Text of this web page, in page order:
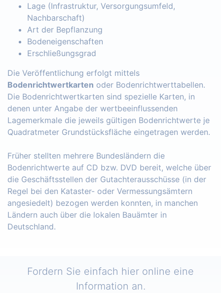
Lage (Infrastruktur, Versorgungsumfeld,
Nachbarschaft)
Art der Bepflanzung
Bodeneigenschaften
Erschließungsgrad
Die Veröffentlichung erfolgt mittels
Bodenrichtwertkarten oder Bodenrichtwerttabellen.
Die Bodenrichtwertkarten sind spezielle Karten, in
denen unter Angabe der wertbeeinflussenden
Lagemerkmale die jeweils gültigen Bodenrichtwerte je
Quadratmeter Grundstücksfläche eingetragen werden.
Früher stellten mehrere Bundesländern die
Bodenrichtwerte auf CD bzw. DVD bereit, welche über
die Geschäftsstellen der Gutachterausschüsse (in der
Regel bei den Kataster- oder Vermessungsämtern
angesiedelt) bezogen werden konnten, in manchen
Ländern auch über die lokalen Bauämter in
Deutschland.
Fordern Sie einfach hier online eine
Information an.